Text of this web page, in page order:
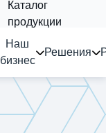
Каталог
продукции
Наш
бизнес
Решения